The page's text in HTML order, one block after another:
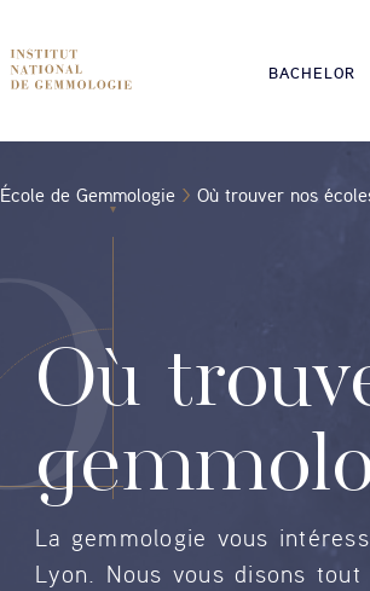
BACHELOR
École de Gemmologie Où trouver nos
Où
La gemmologie vous
Lyon. Nous vous disons